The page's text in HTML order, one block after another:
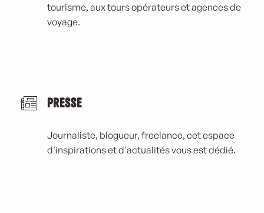
tourisme, aux tours opérateurs et agences de
voyage.
Presse
Journaliste, blogueur, freelance, cet espace
d'inspirations et d'actualités vous est dédié.